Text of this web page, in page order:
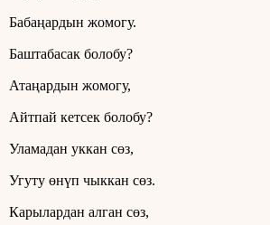
Бабаңардын жомогу.
Баштабасак болобу?
Атаңардын жомогу,
Айтпай кетсек болобу?
Уламадан уккан сөз,
Угуту өнүп чыккан сөз.
Карылардан алган сөз,